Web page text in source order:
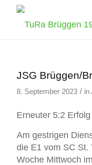
JSG Brüggen/
8. September 2023 / in
Erneuter 5:2
Am gestrigen
die E1 vom SC St.
Woche Mittwoch